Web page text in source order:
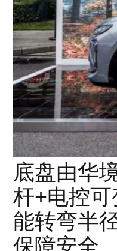
底盘由华
杆+电控
能转弯半